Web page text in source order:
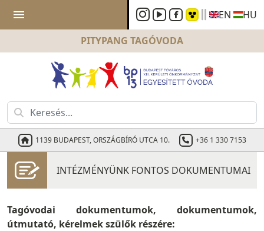
menu
PITYPANG TAGÓVODA
1139 BUDAPEST, ORSZÁGBÍRÓ UTCA 10. +36 1 330 7153
EN HU
INTÉZMÉNYÜNK FONTOS DOKUMENTUMAI
Tagóvodai dokumentumok, dokumentumok,
útmutató, kérelmek szülők részére: